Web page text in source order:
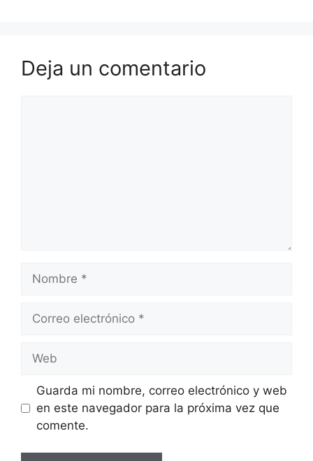
Deja un comentario
Nombre
Correo
Web
Guarda mi nombre, correo electrónico y web
en este navegador para la próxima vez que
comente.